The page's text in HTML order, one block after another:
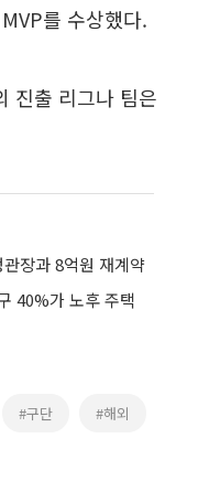
를 수상했다.
진출 리그나 팀은
관장과 8억원 재계약
40%가 노후 주택
#구단 #해외